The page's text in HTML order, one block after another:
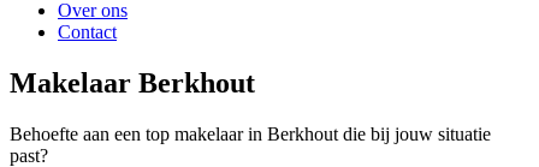
Over ons
Contact
Makelaar Berkhout
Behoefte aan een top makelaar in Berkhout die bij jouw situatie
past?